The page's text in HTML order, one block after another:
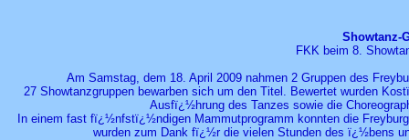
Showtanz-
FKK beim 8.
Am Samstag, dem 18. April 2009 nahmen 2 Gruppen des
27 Showtanzgruppen bewarben sich um den Titel. Bewertet wurden
Ausfï¿½hrung des Tanzes sowie die
In einem fast fï¿½nfstï¿½ndigen Mammutprogramm konnten die
wurden zum Dank fï¿½r die vielen Stunden des ï¿½bens